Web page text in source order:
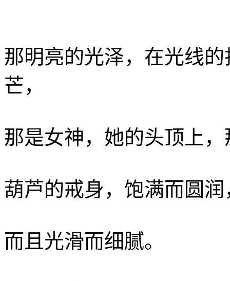
那明亮的光泽，在光线
芒，
那是女神，她的头顶上
葫芦的戒身，饱满而圆
而且光滑而细腻。